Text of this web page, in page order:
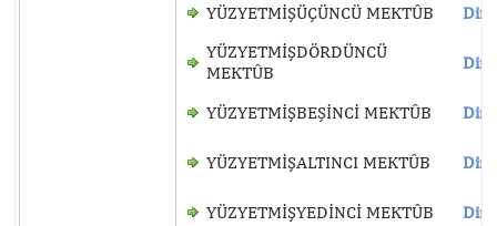
YÜZYETMİŞÜÇÜNCÜ MEKTÛB
YÜZYETMİŞDÖRDÜNCÜ
MEKTÛB
YÜZYETMİŞBEŞİNCİ MEKTÛB
YÜZYETMİŞALTINCI MEKTÛB
YÜZYETMİŞYEDİNCİ MEKTÛB